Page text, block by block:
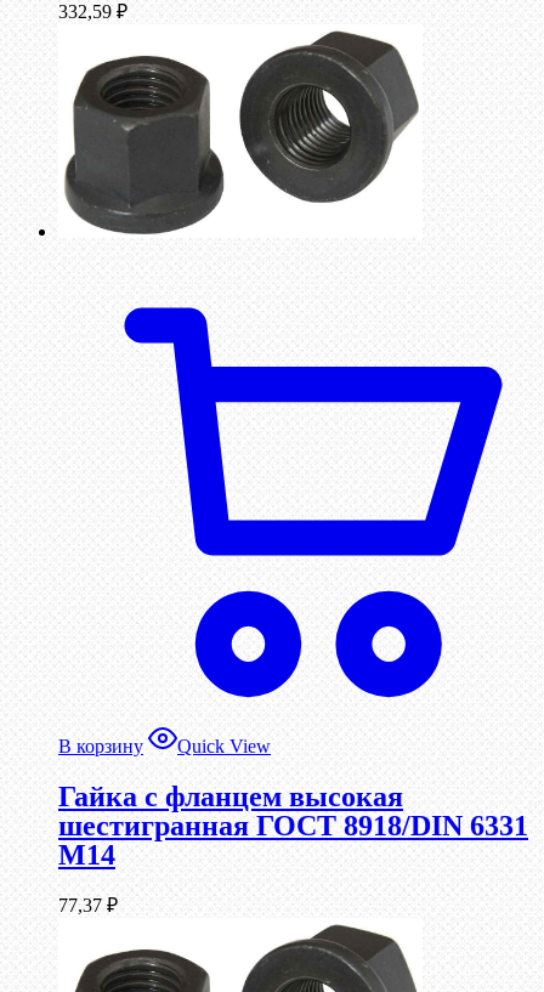
332,59 ₽
В корзину Quick View
Гайка с фланцем высокая
шестигранная ГОСТ 8918/DIN 6331
М14
77,37 ₽